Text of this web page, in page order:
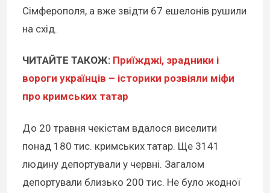
Сімферополя, а вже звідти 67 ешелонів рушили
на схід.
ЧИТАЙТЕ ТАКОЖ: Приїжджі, зрадники і
вороги українців – історики розвіяли міфи
про кримських татар
До 20 травня чекістам вдалося виселити
понад 180 тис. кримських татар. Ще 3141
людину депортували у червні. Загалом
депортували близько 200 тис. Не було жодної